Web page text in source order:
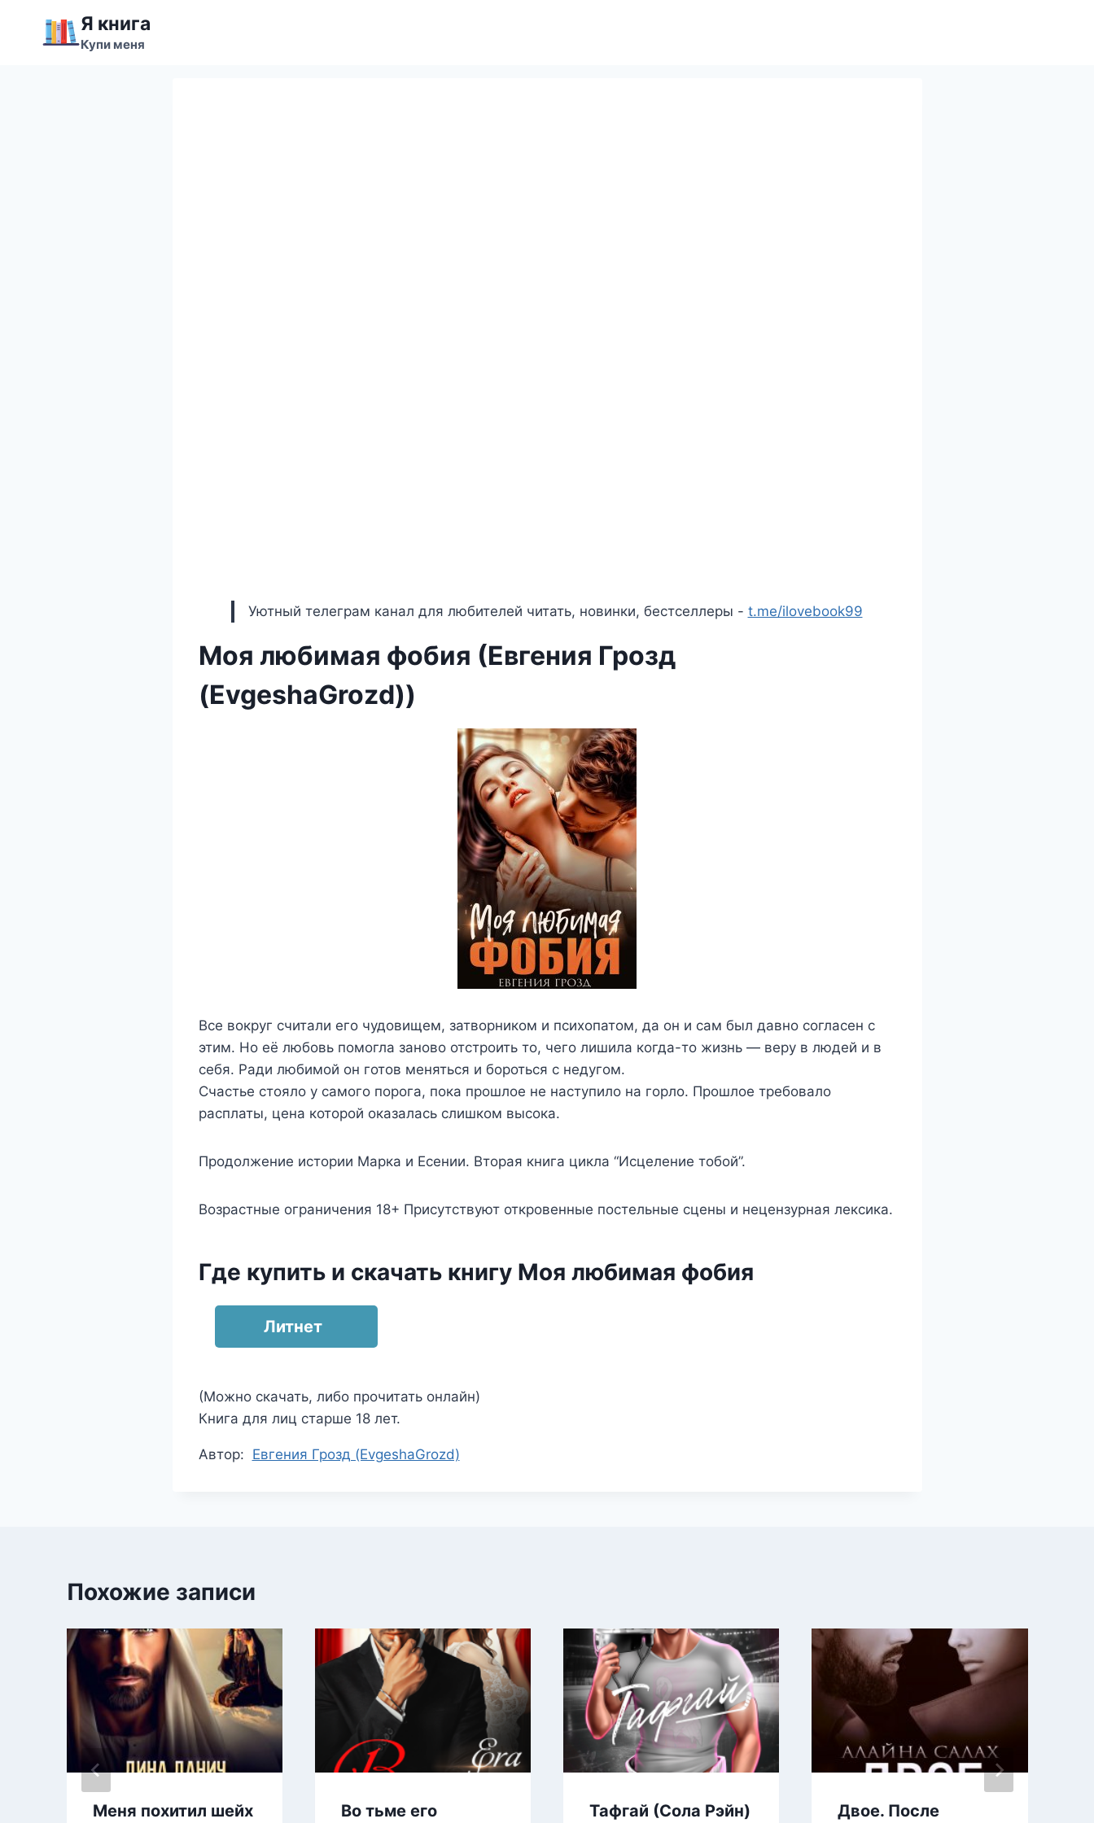
содержимому
Я книга
Купи меня
Уютный телеграм канал для любителей читать, новинки, бестселлеры - t.me/ilovebook99
Моя любимая фобия (Евгения Грозд
(EvgeshaGrozd))
Все вокруг считали его чудовищем, затворником и психопатом, да он и сам был давно согласен с
этим. Но её любовь помогла заново отстроить то, чего лишила когда-то жизнь — веру в людей и в
себя. Ради любимой он готов меняться и бороться с недугом.
Счастье стояло у самого порога, пока прошлое не наступило на горло. Прошлое требовало
расплаты, цена которой оказалась слишком высока.
Продолжение истории Марка и Есении. Вторая книга цикла “Исцеление тобой”.
Возрастные ограничения 18+ Присутствуют откровенные постельные сцены и нецензурная лексика.
Где купить и скачать книгу Моя любимая фобия
Литнет
(Можно скачать, либо прочитать онлайн)
Книга для лиц старше 18 лет.
Метки
Автор: Евгения Грозд (EvgeshaGrozd)
Похожие записи
Меня похитил шейх Во тьме его Тафгай (Сола Рэйн) Двое. После